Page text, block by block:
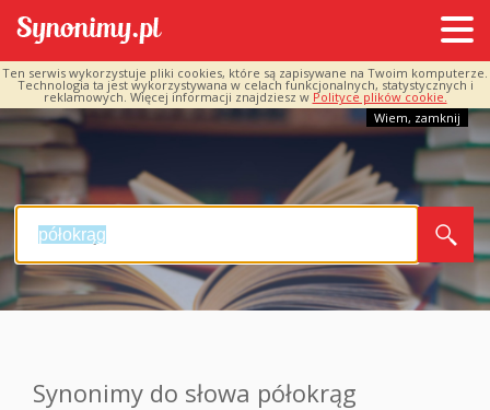
Ten serwis wykorzystuje pliki cookies, które są zapisywane na Twoim komputerze.
Technologia ta jest wykorzystywana w celach funkcjonalnych, statystycznych i
reklamowych. Więcej informacji znajdziesz w Polityce plików cookie.
Wiem, zamknij
Synonimy do słowa półokrąg